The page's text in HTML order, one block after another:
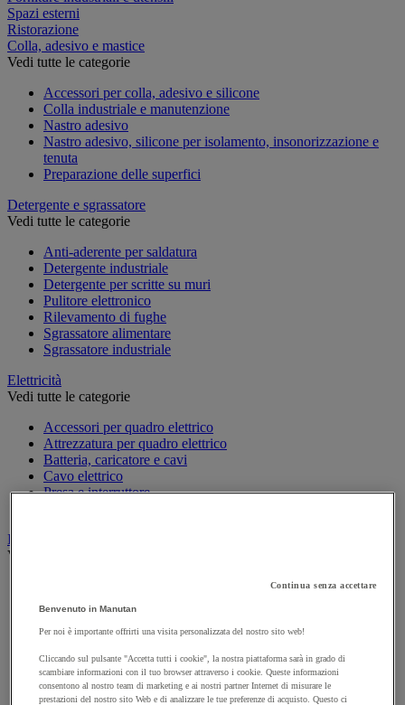
Spazi esterni
Ristorazione
Colla, adesivo e mastice
Vedi tutte le categorie
Accessori per colla, adesivo e silicone
Colla industriale e manutenzione
Nastro adesivo
Nastro adesivo, silicone per isolamento, insonorizzazione e
tenuta
Preparazione delle superfici
Detergente e sgrassatore
Vedi tutte le categorie
Anti-aderente per saldatura
Detergente industriale
Detergente per scritte su muri
Pulitore elettronico
Rilevamento di fughe
Sgrassatore alimentare
Sgrassatore industriale
Elettricità
Vedi tutte le categorie
Accessori per quadro elettrico
Attrezzatura per quadro elettrico
Batteria, caricatore e cavi
Cavo elettrico
Presa e interruttore
Illuminazione
Vedi tutte le categorie
Lampada da officina
Lampada portatile
Proiettore da cantiere
Torcia
Continua senza accettare
Benvenuto in Manutan
Per noi è importante offrirti una visita personalizzata del nostro sito web!
Cliccando sul pulsante "Accetta tutti i cookie", la nostra piattaforma sarà in grado di
scambiare informazioni con il tuo browser attraverso i cookie. Queste informazioni
consentono al nostro team di marketing e ai nostri partner Internet di misurare le
prestazioni del nostro sito Web e di analizzare le tue preferenze di acquisto. Questo ci